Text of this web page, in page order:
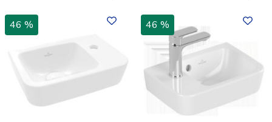
46 % 46 %